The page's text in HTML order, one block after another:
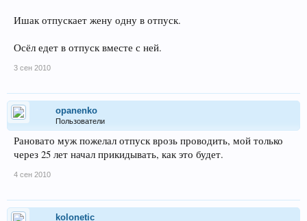
Ишак отпускает жену одну в отпуск.
Осёл едет в отпуск вместе с ней.
3 сен 2010
opanenko
Пользователи
Рановато муж пожелал отпуск врозь проводить, мой только
через 25 лет начал прикидывать, как это будет.
4 сен 2010
kolonetic